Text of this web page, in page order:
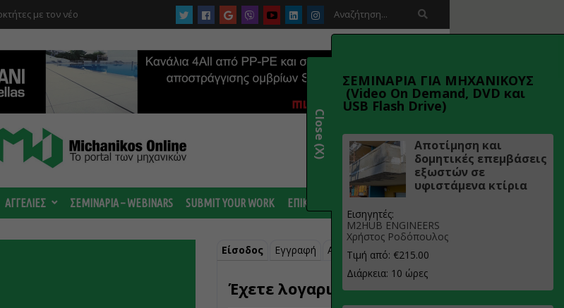
“στα σκαριά” – Τι 
ΑΓΓΕΛΙΕΣ ΣΕΜΙΝΑΡΙΑ – WEBINARS SUBMIT YOUR WORK ΕΠΙΚΟΙΝΩΝΙΑ
Είσοδος Εγγραφή Ανάκτηση κωδικού
Έχετε λογαριασμό;
ΣΕΜΙΝΑΡΙΑ ΓΙΑ ΜΗΧΑΝΙΚΟΥΣ
(Video On Demand, DVD και
USB Flash Drive)
Αποτίμηση και
δομητικές επεμβάσεις
εξωστών σε
υφιστάμενα κτίρια
Εισηγητές:
M2HUB ENGINEERS
Χρήστος Ροδόπουλος
Τιμή από: €215.00
Διάρκεια: 10 ώρες
Close (X)